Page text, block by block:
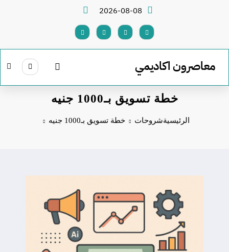
2026-08-08
معاصرون اكاديمي
خطة تسويق بـ1000 جنيه
الرئيسيةشروحات خطة تسويق بـ1000 جنيه